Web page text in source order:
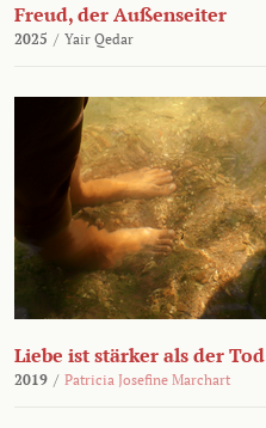
Freud, der Außenseiter
2025 / Yair Qedar
Liebe ist stärker als der Tod
2019 / Patricia Josefine Marchart